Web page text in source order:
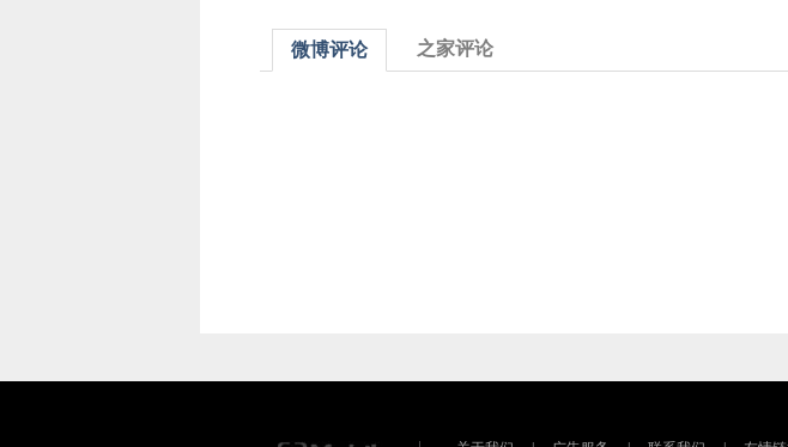
微博评论 之家评论